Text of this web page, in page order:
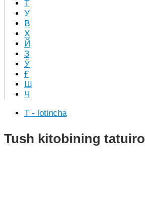
Т
У
В
Х
Й
З
Ў
Ғ
Ш
Ч
T - lotincha
Tush kitobining